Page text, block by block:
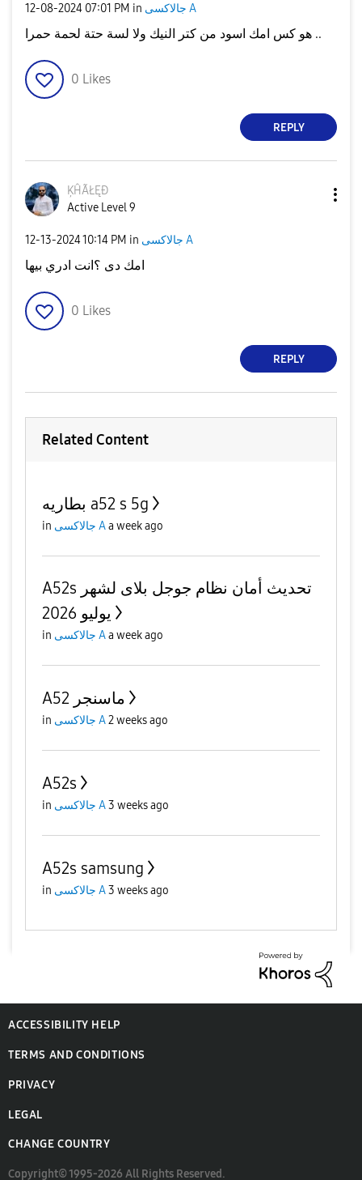
‎12-08-2024 07:01 PM in جالاكسى A
هو كس امك اسود من كتر النيك ولا لسة حتة لحمة حمرا ..
0 Likes
REPLY
ĶĤÃŁĘÐ
Active Level 9
‎12-13-202410:14 PM in جالاكسى A
امك دى ؟انت ادري بيها
0 Likes
REPLY
Related Content
بطاريه a52 s 5g
in جالاكسى Aa week ago
A52s تحديث أمان نظام جوجل بلاى لشهر
يوليو 2026
in جالاكسى Aa week ago
A52 ماسنجر
in جالاكسى A2 weeks ago
A52s
in جالاكسى A3 weeks ago
A52s samsung
in جالاكسى A3 weeks ago
ACCESSIBILITY HELP
TERMS AND CONDITIONS
PRIVACY
LEGAL
CHANGE COUNTRY
Copyright© 1995-2026 All Rights Reserved.